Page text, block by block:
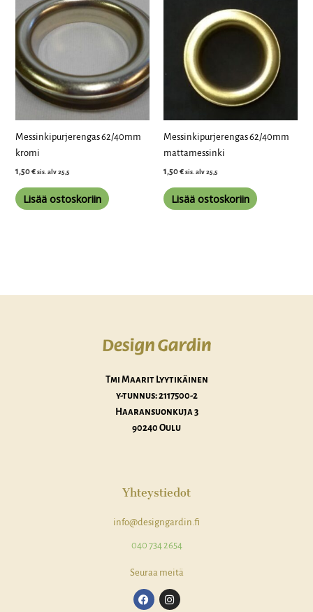
Messinkipurjerengas 62/40mm
kromi
1,50€ sis. alv 25,5
Lisää ostoskoriin
Messinkipurjerengas 62/40mm
mattamessinki
1,50€ sis. alv 25,5
Lisää ostoskoriin
Tmi Maarit Lyytikäinen
y-tunnus:2117500-2
Haaransuonkuja 3
90240 Oulu
Yhteystiedot
info@designgardin.fi
040 734 2654
Seuraa meitä
F
a
I
n